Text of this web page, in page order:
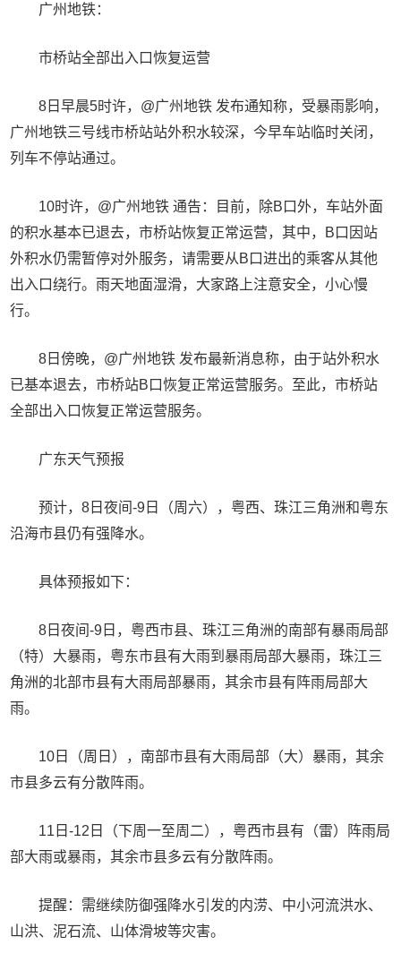
广州地铁：
市桥站全部出入口恢复运营
8日早晨5时许，@广州地铁 发布通知称，受暴雨影响，
广州地铁三号线市桥站站外积水较深，今早车站临时关闭，
列车不停站通过。
10时许，@广州地铁 通告：目前，除B口外，车站外面
的积水基本已退去，市桥站恢复正常运营，其中，B口因站
外积水仍需暂停对外服务，请需要从B口进出的乘客从其他
出入口绕行。雨天地面湿滑，大家路上注意安全，小心慢
行。
8日傍晚，@广州地铁 发布最新消息称，由于站外积水
已基本退去，市桥站B口恢复正常运营服务。至此，市桥站
全部出入口恢复正常运营服务。
广东天气预报
预计，8日夜间-9日（周六），粤西、珠江三角洲和粤东
沿海市县仍有强降水。
具体预报如下：
8日夜间-9日，粤西市县、珠江三角洲的南部有暴雨局部
（特）大暴雨，粤东市县有大雨到暴雨局部大暴雨，珠江三
角洲的北部市县有大雨局部暴雨，其余市县有阵雨局部大
雨。
10日（周日），南部市县有大雨局部（大）暴雨，其余
市县多云有分散阵雨。
11日-12日（下周一至周二），粤西市县有（雷）阵雨局
部大雨或暴雨，其余市县多云有分散阵雨。
提醒：需继续防御强降水引发的内涝、中小河流洪水、
山洪、泥石流、山体滑坡等灾害。